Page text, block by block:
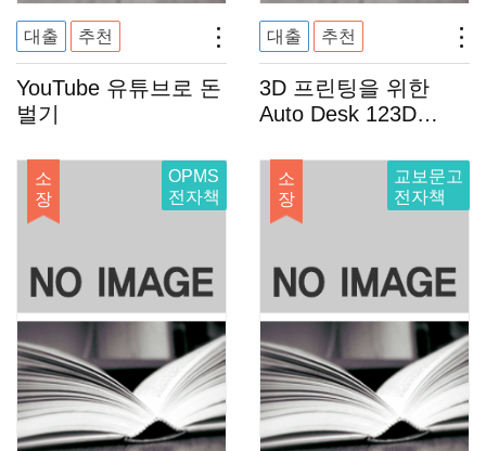
대출 추천
YouTube 유튜브로 돈
벌기
대출 추천
3D 프린팅을 위한
Auto Desk 123D
소
장
OPMS
전자책
소
장
교보문고
전자책